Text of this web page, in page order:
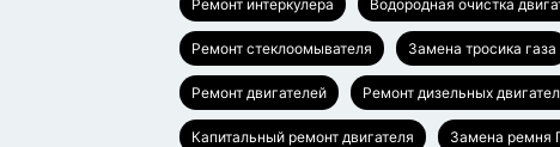
Ремонт интеркулера Водородная очистка
Ремонт стеклоомывателя Замена тросика газа
Ремонт двигателей Ремонт дизельных
Капитальный ремонт двигателя Замена ремня